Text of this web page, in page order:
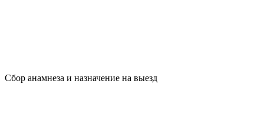
Сбор анамнеза и назначение на выезд